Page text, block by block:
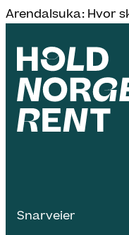
Arendalsuka: Hvor
Snarveier